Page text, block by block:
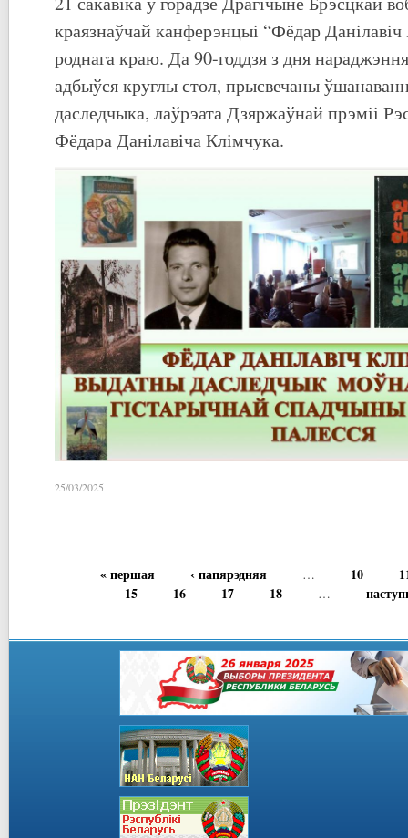
краязнаўчай канферэнцыі “Фёдар
роднага краю. Да 90-годдзя з дня нараджэння
адбыўся круглы стол, прысвечаны
даследчыка, лаўрэата Дзяржаўнай прэміі
Фёдара Данілавіча Клімчука.
25/03/2025
« першая ‹ папярэдняя … 10
15
16 17 18 …